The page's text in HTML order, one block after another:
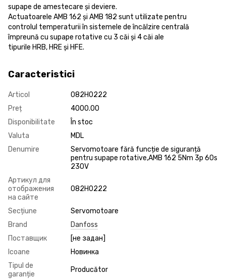
supape de amestecare și deviere.
Actuatoarele AMB 162 și AMB 182 sunt utilizate pentru
controlul temperaturii în sistemele de încălzire centrală
împreună cu supape rotative cu 3 căi și 4 căi ale
tipurile HRB, HRE și HFE.
Caracteristici
Articol
082H0222
Preț
4000.00
Disponibilitate
În stoc
Valuta
MDL
Denumire
Servomotoare fără funcție de siguranță
pentru supape rotative,AMB 162 5Nm 3p 60s
230V
Артикул для
отображения
на сайте
082H0222
Seсțiune
Servomotoare
Brand
Danfoss
Поставщик
[не задан]
Icoane
Новинка
Tipul de
garanție
Producător